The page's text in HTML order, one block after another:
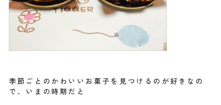
季節ごとのかわいいお菓子を見つけるのが好きなの
で、いまの時期だと